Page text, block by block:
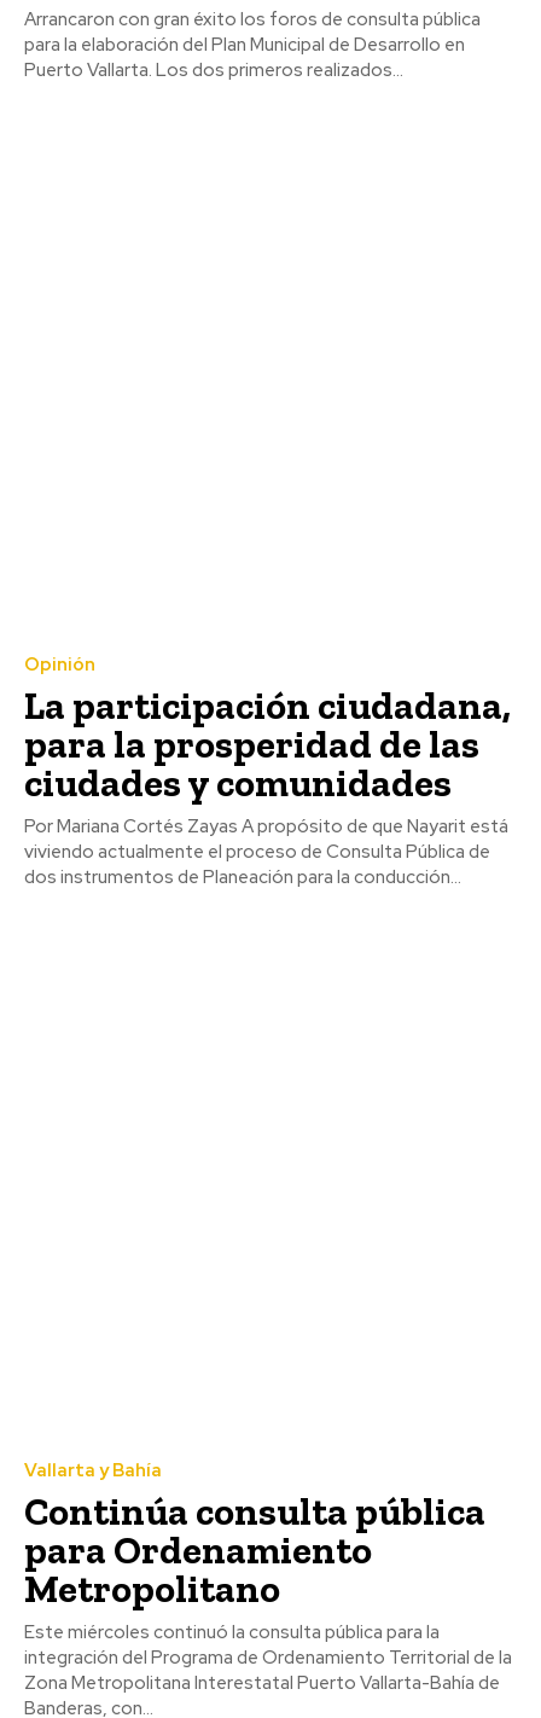
Arrancaron con gran éxito los foros de consulta pública
para la elaboración del Plan Municipal de Desarrollo en
Puerto Vallarta. Los dos primeros realizados...
Opinión
La participación ciudadana,
para la prosperidad de las
ciudades y comunidades
Por Mariana Cortés Zayas A propósito de que Nayarit está
viviendo actualmente el proceso de Consulta Pública de
dos instrumentos de Planeación para la conducción...
Vallarta y Bahía
Continúa consulta pública
para Ordenamiento
Metropolitano
Este miércoles continuó la consulta pública para la
integración del Programa de Ordenamiento Territorial de la
Zona Metropolitana Interestatal Puerto Vallarta-Bahía de
Banderas, con...